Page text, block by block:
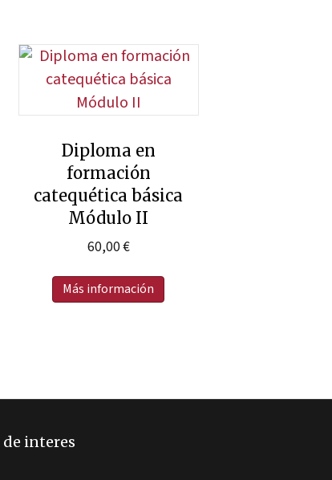
Diploma en
formación
catequética básica
Módulo II
60,00€
Más información
de interes